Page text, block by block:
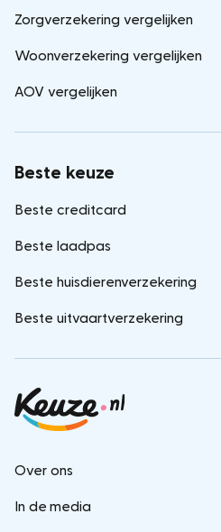
Over ons
In de media
Zorgverzekering vergelijken
Woonverzekering vergelijken
AOV vergelijken
Beste keuze
Beste creditcard
Beste laadpas
Beste huisdierenverzekering
Beste uitvaartverzekering